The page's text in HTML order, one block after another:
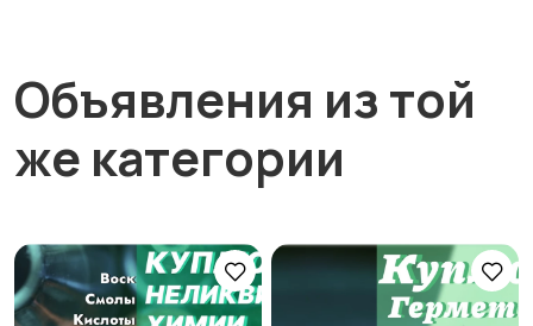
Объявления из той
же категории